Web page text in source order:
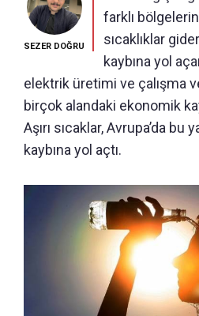
SEZER DOĞRU
farklı
sıcaklıklar
kaybına yol
elektrik üretimi ve çalışma
birçok alandaki ekonomik
Aşırı sıcaklar, Avrupa’da bu
kaybına yol açtı.